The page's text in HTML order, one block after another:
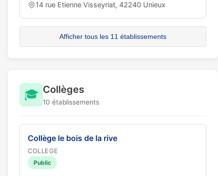
14 rue Etienne Visseyriat, 42240 Unieux
Afficher tous les 11 établissements
🎓 Collèges
10 établissements
Collège le bois de la rive
COLLEGE
Public